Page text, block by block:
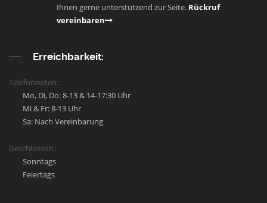
Ihnen gerne unterstützend zur Seite. Rückruf
vereinbaren
Erreichbarkeit:
Telefonzeiten:
Mo, Di, Do: 8-13 & 14-17:30 Uhr
Mi & Fr: 8-13 Uhr
Sa: Nach Vereinbarung
Geschlossen :
Sonntags
Feiertags